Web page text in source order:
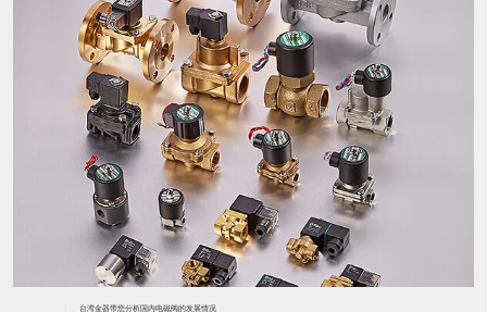
台湾金器带您分析国内电磁阀的发展情况